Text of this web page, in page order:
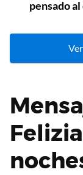
pensado